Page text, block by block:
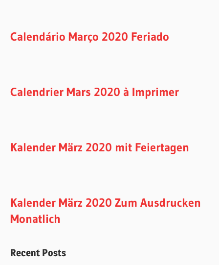
Calendário Março 2020 Feriado
Calendrier Mars 2020 à Imprimer
Kalender März 2020 mit Feiertagen
Kalender März 2020 Zum Ausdrucken
Monatlich
Recent Posts